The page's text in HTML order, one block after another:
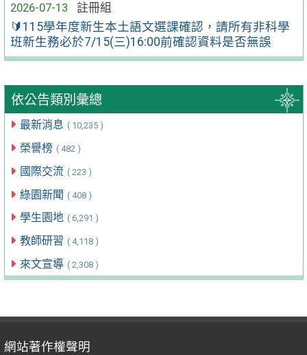
2026-07-13
註冊組
🔰115學年度新生本土語文選課確認，請所有非科學
班新生務必於7/15(三)16:00前確認資料是否無誤
依公告類別彙總
最新消息 ( 10,235 )
榮譽榜 ( 482 )
國際交流 ( 223 )
綠園新聞 ( 408 )
學生園地 ( 6,291 )
教師研習 ( 4,118 )
來文宣導 ( 2,308 )
網站著作權聲明